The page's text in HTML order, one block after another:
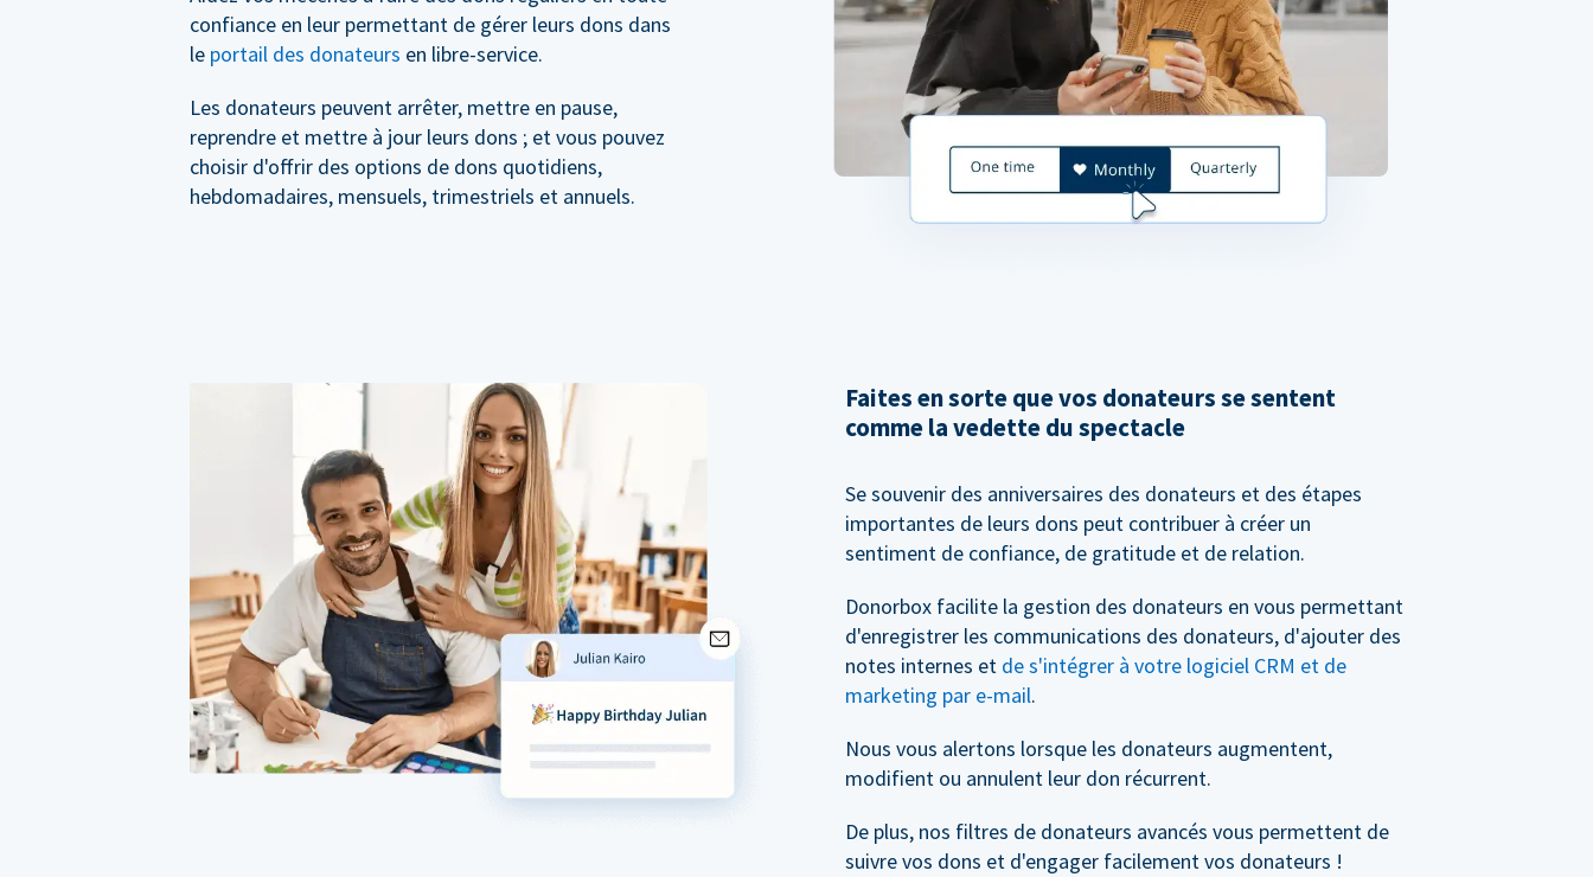
confiance en leur permettant de gérer leurs dons dans
le portail des donateurs en libre-service.
Les donateurs peuvent arrêter, mettre en pause,
reprendre et mettre à jour leurs dons ; et vous pouvez
choisir d'offrir des options de dons quotidiens,
hebdomadaires, mensuels, trimestriels et annuels.
Faites en sorte que vos donateurs se sentent
comme la vedette du spectacle
Se souvenir des anniversaires des donateurs et des étapes
importantes de leurs dons peut contribuer à créer un
sentiment de confiance, de gratitude et de relation.
Donorbox facilite la gestion des donateurs en vous permettant
d'enregistrer les communications des donateurs, d'ajouter des
notes internes et de s'intégrer à votre logiciel CRM et de
marketing par e-mail.
Nous vous alertons lorsque les donateurs augmentent,
modifient ou annulent leur don récurrent.
De plus, nos filtres de donateurs avancés vous permettent de
suivre vos dons et d'engager facilement vos donateurs !